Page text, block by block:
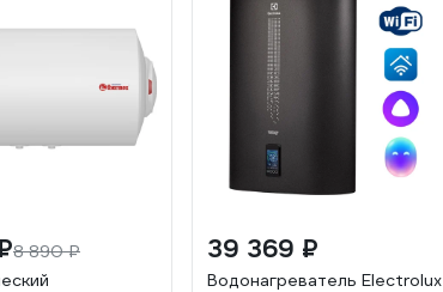
8 890 ₽
39 369 ₽
Водонагреватель Electrolux